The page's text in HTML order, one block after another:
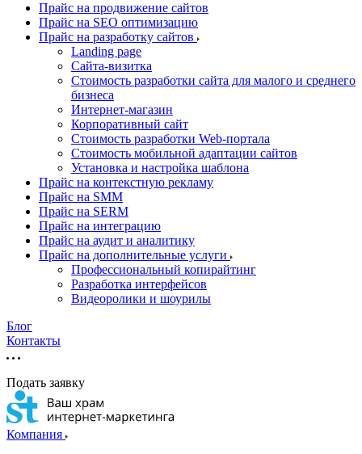
Прайс на продвижение сайтов
Прайс на SEO оптимизацию
Прайс на разработку сайтов
Landing page
Cайта-визитка
Стоимость разработки сайта для малого и среднего
бизнеса
Интернет-магазин
Корпоративный сайт
Стоимость разработки Web-портала
Стоимость мобильной адаптации сайтов
Установка и настройка шаблона
Прайс на контекстную рекламу
Прайс на SMM
Прайс на SERM
Прайс на интеграцию
Прайс на аудит и аналитику
Прайс на дополнительные услуги
Профессиональный копирайтинг
Разработка интерфейсов
Видеоролики и шоурилы
Блог
Контакты
Подать заявку
Компания